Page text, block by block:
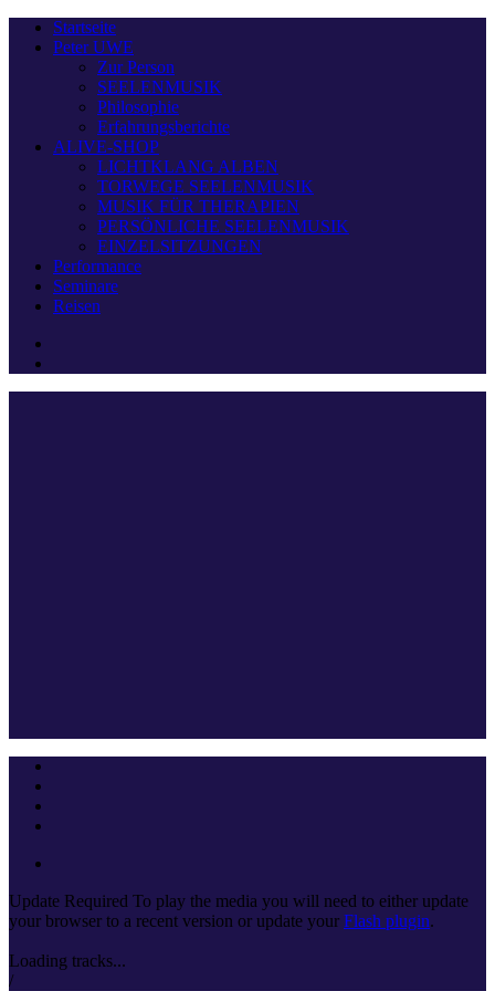
Startseite
Peter UWE
Zur Person
SEELENMUSIK
Philosophie
Erfahrungsberichte
ALIVE-SHOP
LICHTKLANG ALBEN
TORWEGE SEELENMUSIK
MUSIK FÜR THERAPIEN
PERSÖNLICHE SEELENMUSIK
EINZELSITZUNGEN
Performance
Seminare
Reisen
Update Required To play the media you will need to either update
your browser to a recent version or update your Flash plugin.
Loading tracks...
/